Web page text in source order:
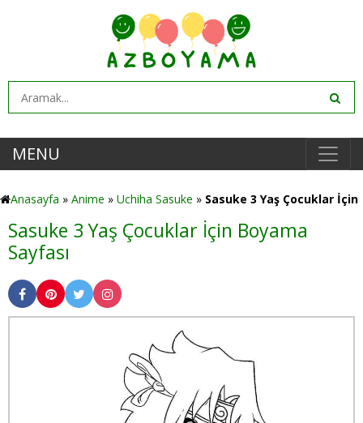
MENU
Anasayfa » Anime » Uchiha Sasuke » Sasuke 3 Yaş Çocuklar İçin
Sasuke 3 Yaş Çocuklar İçin Boyama
Sayfası